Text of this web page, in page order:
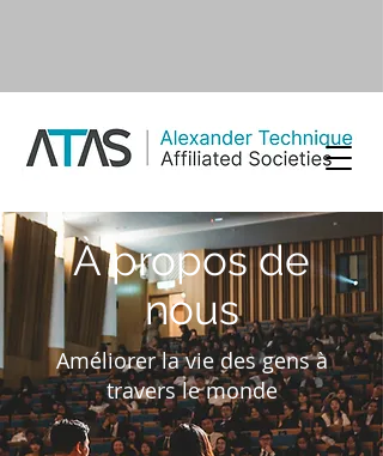
À propos de
nous
Améliorer la vie des gens à
travers le monde